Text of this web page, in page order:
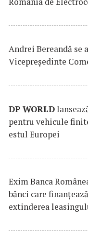
Andrei Bereandă se
Vicepreședinte
DP WORLD
pentru vehicule
estul Europei
Exim Banca
bănci care
extinderea